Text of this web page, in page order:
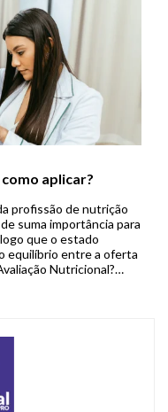
aplicar?
profissão de nutrição
suma importância para
que o estado
equilíbrio entre a oferta
Nutricional?